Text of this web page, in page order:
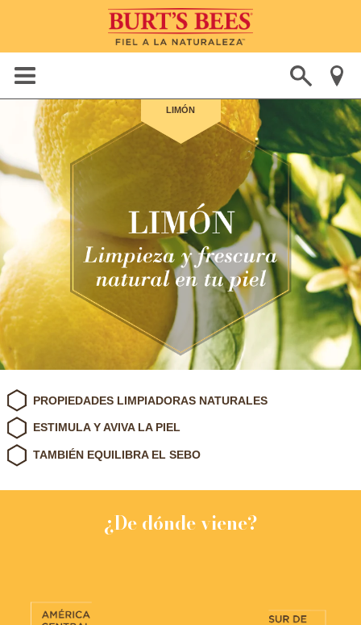
LIMÓN
PROPIEDADES LIMPIADORAS NATURALES
ESTIMULA Y AVIVA LA PIEL
TAMBIÉN EQUILIBRA EL SEBO
¿De dónde viene?